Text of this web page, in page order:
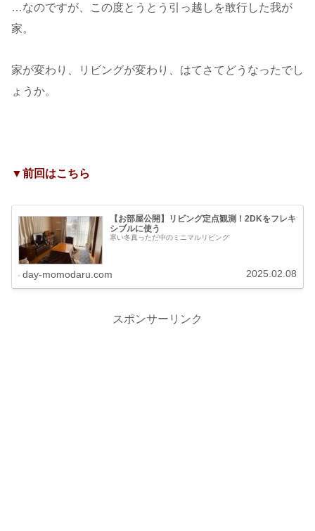
…なのですが、この度とうとう引っ越しを敢行した我が
家。
家が変わり、リビングが変わり、はてさてどうなったでし
ょうか。
▼前回はこちら
【お部屋公開】リビング定点観測！2DKをフレキ
シブルに使う
寒い冬真っただ中のミニマルリビング
day-momodaru.com 2025.02.08
スポンサーリンク